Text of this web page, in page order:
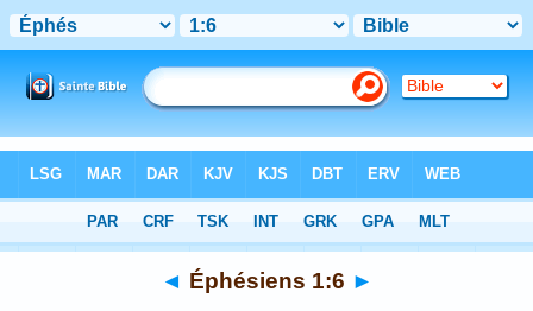
Chapitre 1 > Verset 6
◄ Éphésiens 1:6 ►